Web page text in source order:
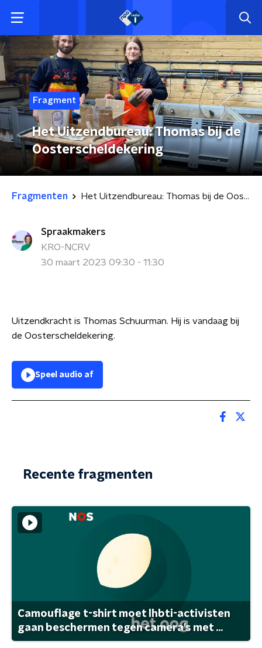
Fragment
Het Uitzendbureau: Thomas bij de
Oosterscheldekering
Fragmenten Het Uitzendbureau: Thomas bij de Oosterscheldekering
Spraakmakers
KRO-NCRV
30 maart 2023 09:30 - 11:30
Uitzendkracht is Thomas Schuurman. Hij is vandaag bij
de Oosterscheldekering.
Speel audio af
Recente fragmenten
Camouflage t-shirt moet lhbti-activisten
gaan beschermen tegen camera's met ...